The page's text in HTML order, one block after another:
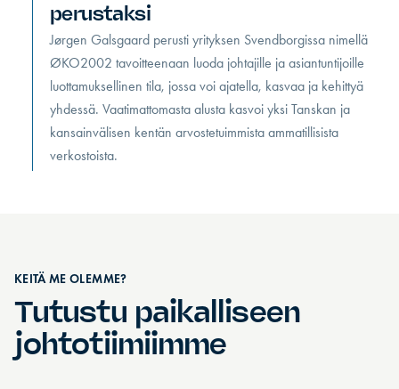
perustaksi
Jørgen Galsgaard perusti yrityksen Svendborgissa nimellä
ØKO2002 tavoitteenaan luoda johtajille ja asiantuntijoille
luottamuksellinen tila, jossa voi ajatella, kasvaa ja kehittyä
yhdessä. Vaatimattomasta alusta kasvoi yksi Tanskan ja
kansainvälisen kentän arvostetuimmista ammatillisista
verkostoista.
KEITÄ ME OLEMME?
Tutustu paikalliseen
johtotiimiimme